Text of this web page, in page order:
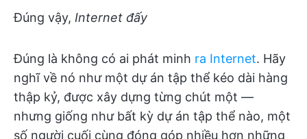
Đúng vậy, Internet đấy
Đúng là không có ai phát minh ra Internet. Hãy
nghĩ về nó như một dự án tập thể kéo dài hàng
thập kỷ, được xây dựng từng chút một —
nhưng giống như bất kỳ dự án tập thể nào, một
số người cuối cùng đóng góp nhiều hơn những